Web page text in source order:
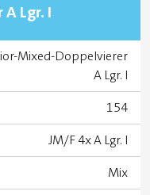
Lgr. I
Mixed-Doppelvierer
A Lgr. I
154
JM/F 4x A Lgr. I
Mix